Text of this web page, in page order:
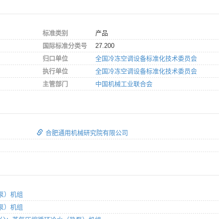
标准类别
产品
国际标准分类号
27.200
归口单位
全国冷冻空调设备标准化技术委员会
执行单位
全国冷冻空调设备标准化技术委员会
主管部门
中国机械工业联合会
合肥通用机械研究院有限公司
）机组
）机组